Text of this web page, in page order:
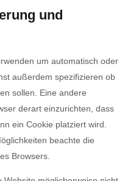
und
um automatisch oder
außerdem spezifizieren ob
sollen. Eine andere
derart einzurichten, dass
ein Cookie platziert wird.
beachte die
Browsers.